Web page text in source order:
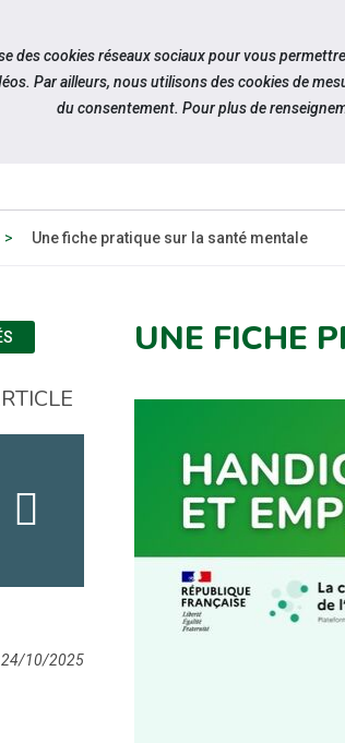
QUI SOMMES-
Une fiche pratique sur la santé mentale
UNE FICHE
24/10/2025
des cookies réseaux sociaux pour vous
Par ailleurs, nous utilisons des cookies de
du consentement. Pour plus de